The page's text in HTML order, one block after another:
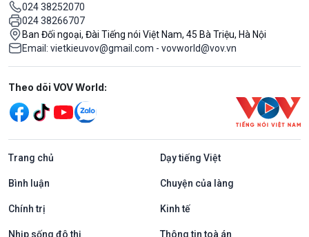
024 38252070
024 38266707
Ban Đối ngoại, Đài Tiếng nói Việt Nam, 45 Bà Triệu, Hà Nội
Email: vietkieuvov@gmail.com - vovworld@vov.vn
Mạng xã hội
Theo dõi VOV World:
Trang chủ Dạy tiếng Việt
Bình luận Chuyện của làng
Chính trị Kinh tế
Nhịp sống đô thị Thông tin toà án